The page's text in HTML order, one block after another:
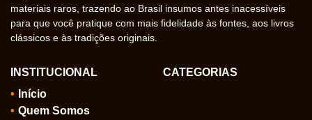
materiais raros, trazendo ao Brasil insumos antes inacessíveis
para que você pratique com mais fidelidade às fontes, aos livros
clássicos e às tradições originais.
INSTITUCIONAL
Início
Quem Somos
CATEGORIAS